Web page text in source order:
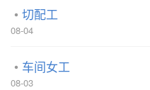
切配工
08-04
车间女工
08-03